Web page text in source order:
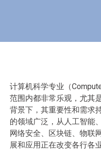
计算机科学专业（
范围内都非常乐观，尤其
背景下，其重要性和需求
的领域广泛，从人工智能
网络安全、区块链、物联
展和应用正在改变各行各